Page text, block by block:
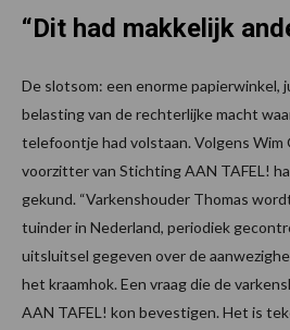
“Dit had makkelijk
De slotsom: een enorme papierwinkel,
belasting van de rechterlijke macht
telefoontje had volstaan. Volgens Wim
voorzitter van Stichting AAN TAFEL!
gekund. “Varkenshouder Thomas
tuinder in Nederland, periodiek
uitsluitsel gegeven over de
het kraamhok. Een vraag die de
AAN TAFEL! kon bevestigen. Het is